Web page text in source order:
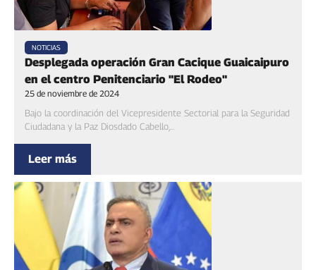
NOTICIAS
Desplegada operación Gran Cacique Guaicaipuro
en el centro Penitenciario "El Rodeo"
25 de noviembre de 2024
Bajo la coordinación del Vicepresidente Sectorial para la Seguridad
Ciudadana y la Paz Diosdado Cabello,...
Leer más